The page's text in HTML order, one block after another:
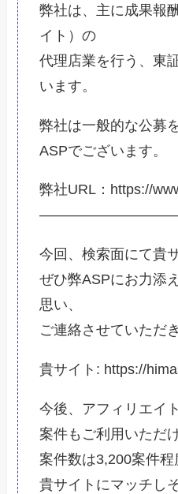
弊社は、主に成果報
イト）の
代理店業を行う、東
います。
弊社は一般的な公募
ASPでございます。
弊社URL：https://
今回、検索面にて貴
ぜひ弊ASPにお力添
思い、
ご連絡させていただ
貴サイト: https://
今後、アフィリエイ
案件もご利用いただ
案件数は3,200案件程
貴サイトにマッチし